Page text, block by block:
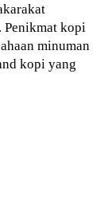
Penikmat kopi
minuman
kopi yang